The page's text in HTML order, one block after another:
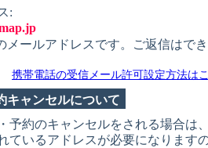
が外れた
る
）
:
ールアドレスです。ご返信はでき
携帯電話の受信メール許可設定方法は
キャンセルについて
予約のキャンセルをされる場合は
ているアドレスが必要になります